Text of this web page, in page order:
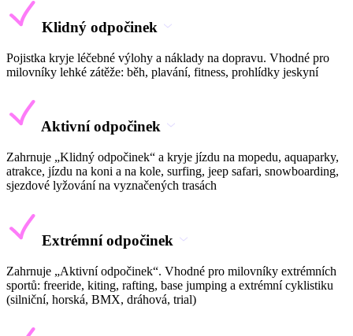
Klidný odpočinek
Pojistka kryje léčebné výlohy a náklady na dopravu. Vhodné pro
milovníky lehké zátěže: běh, plavání, fitness, prohlídky jeskyní
Aktivní odpočinek
Zahrnuje „Klidný odpočinek“ a kryje jízdu na mopedu, aquaparky,
atrakce, jízdu na koni a na kole, surfing, jeep safari, snowboarding,
sjezdové lyžování na vyznačených trasách
Extrémní odpočinek
Zahrnuje „Aktivní odpočinek“. Vhodné pro milovníky extrémních
sportů: freeride, kiting, rafting, base jumping a extrémní cyklistiku
(silniční, horská, BMX, dráhová, trial)